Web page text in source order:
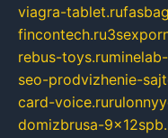
viagra-tablet.ru
fincontech.ru
rebus-toys.ru
seo-prodvizhenie-
card-voice.ru
domizbrusa-